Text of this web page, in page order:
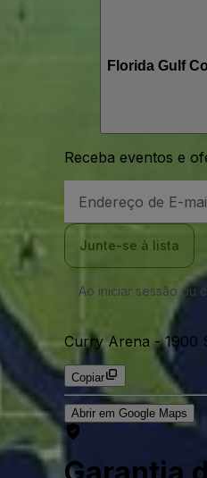
Florida Gulf
Receba eventos e
de
Junte-se à lista
Ao iniciar sessão ou
Curry Arena -1900
Copiar
Abrir em Google Maps